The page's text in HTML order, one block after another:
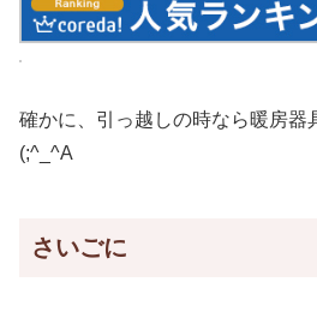
確かに、引っ越しの時なら暖房器
(;^_^A
さいごに